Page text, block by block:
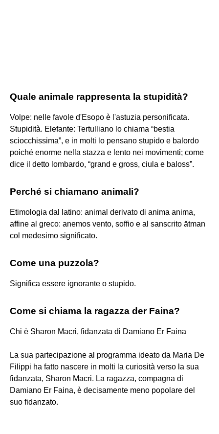
Quale animale rappresenta la stupidità?
Volpe: nelle favole d'Esopo è l'astuzia personificata.
Stupidità. Elefante: Tertulliano lo chiama “bestia
sciocchissima”, e in molti lo pensano stupido e balordo
poiché enorme nella stazza e lento nei movimenti; come
dice il detto lombardo, “grand e gross, ciula e baloss”.
Perché si chiamano animali?
Etimologia dal latino: animal derivato di anima anima,
affine al greco: anemos vento, soffio e al sanscrito ātman
col medesimo significato.
Come una puzzola?
Significa essere ignorante o stupido.
Come si chiama la ragazza der Faina?
Chi è Sharon Macri, fidanzata di Damiano Er Faina
La sua partecipazione al programma ideato da Maria De
Filippi ha fatto nascere in molti la curiosità verso la sua
fidanzata, Sharon Macri. La ragazza, compagna di
Damiano Er Faina, è decisamente meno popolare del
suo fidanzato.